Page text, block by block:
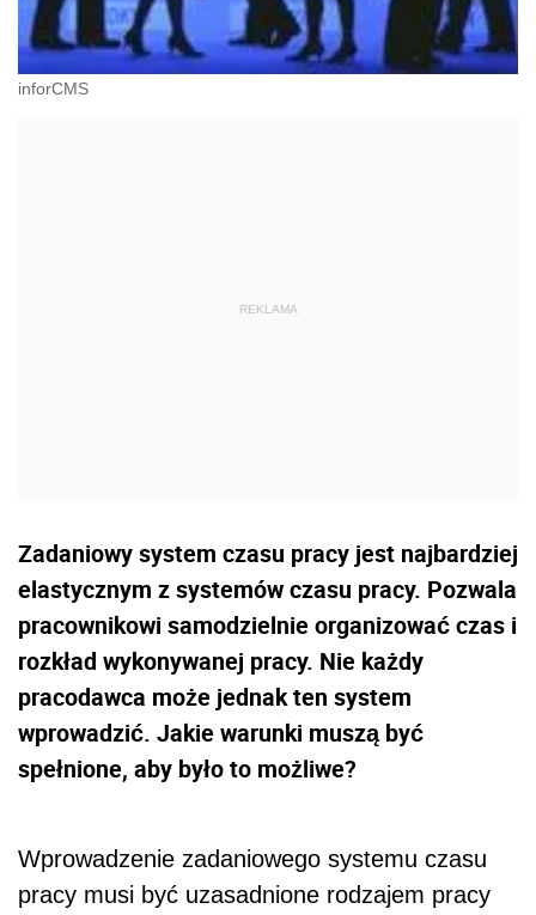
inforCMS
Zadaniowy system czasu pracy jest najbardziej
elastycznym z systemów czasu pracy. Pozwala
pracownikowi samodzielnie organizować czas i
rozkład wykonywanej pracy. Nie każdy
pracodawca może jednak ten system
wprowadzić. Jakie warunki muszą być
spełnione, aby było to możliwe?
Wprowadzenie zadaniowego systemu czasu
pracy musi być uzasadnione rodzajem pracy